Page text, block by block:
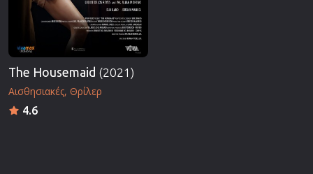
The Housemaid (2021)
Αισθησιακές Θρίλερ
4.6